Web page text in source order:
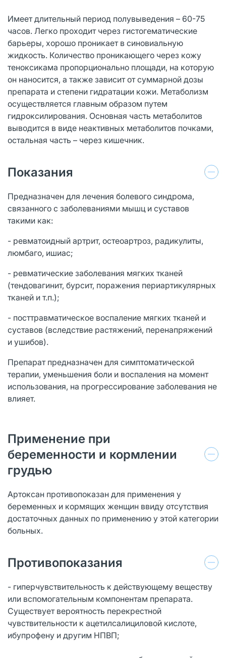
Имеет длительный период полувыведения – 60-75
часов. Легко проходит через гистогематические
барьеры, хорошо проникает в синовиальную
жидкость. Количество проникающего через кожу
теноксикама пропорционально площади, на которую
он наносится, а также зависит от суммарной дозы
препарата и степени гидратации кожи. Метаболизм
осуществляется главным образом путем
гидроксилирования. Основная часть метаболитов
выводится в виде неактивных метаболитов почками,
остальная часть – через кишечник.
Показания
Предназначен для лечения болевого синдрома,
связанного с заболеваниями мышц и суставов
такими как:
- ревматоидный артрит, остеоартроз, радикулиты,
люмбаго, ишиас;
- ревматические заболевания мягких тканей
(тендовагинит, бурсит, поражения периартикулярных
тканей и т.п.);
- посттравматическое воспаление мягких тканей и
суставов (вследствие растяжений, перенапряжений
и ушибов).
Препарат предназначен для симптоматической
терапии, уменьшения боли и воспаления на момент
использования, на прогрессирование заболевания не
влияет.
Применение при
беременности и кормлении
грудью
Артоксан противопоказан для применения у
беременных и кормящих женщин ввиду отсутствия
достаточных данных по применению у этой категории
больных.
Противопоказания
- гиперчувствительность к действующему веществу
или вспомогательным компонентам препарата.
Существует вероятность перекрестной
чувствительности к ацетилсалициловой кислоте,
ибупрофену и другим НПВП;